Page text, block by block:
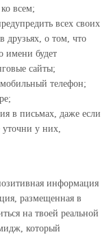
всем;
всех своих
друзьях, о том, что
имени будет
сайты;
телефон;
в письмах, даже если
у них,
информация
размещенная в
на твоей реальной
который